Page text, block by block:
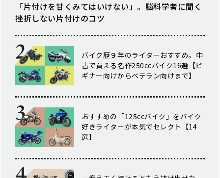
「片付けを甘くみてはいけない」。脳科学者に聞く
挫折しない片付けのコツ
バイク歴９年のライターおすすめ。中
古で買える名作250ccバイク16選【ビ
ギナー向けからベテラン向けまで】
おすすめの「125ccバイク」をバイク
好きライターが本気でセレクト【14
選】